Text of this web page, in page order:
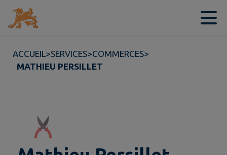
Contenu
ACCUEIL>SERVICES>COMMERCES>
MATHIEU PERSILLET